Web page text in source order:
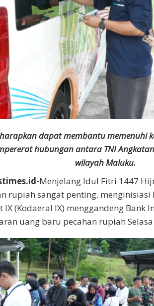
dapat membantu memenuhi
hubungan antara TNI
wilayah Maluku.
Menjelang Idul Fitri 1447
rupiah sangat penting, menginisiasi
lX (Kodaeral lX) menggandeng Bank
uang baru pecahan rupiah